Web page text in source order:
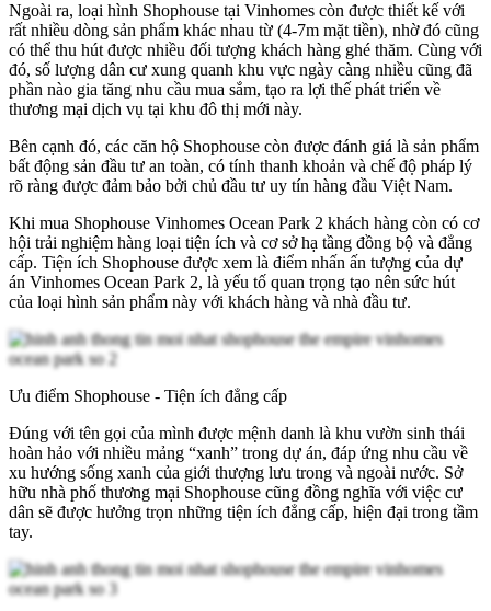
Ngoài ra, loại hình Shophouse tại Vinhomes còn được thiết kế với
rất nhiều dòng sản phẩm khác nhau từ (4-7m mặt tiền), nhờ đó cũng
có thể thu hút được nhiều đối tượng khách hàng ghé thăm. Cùng với
đó, số lượng dân cư xung quanh khu vực ngày càng nhiều cũng đã
phần nào gia tăng nhu cầu mua sắm, tạo ra lợi thế phát triển về
thương mại dịch vụ tại khu đô thị mới này.
Bên cạnh đó, các căn hộ Shophouse còn được đánh giá là sản phẩm
bất động sản đầu tư an toàn, có tính thanh khoản và chế độ pháp lý
rõ ràng được đảm bảo bởi chủ đầu tư uy tín hàng đầu Việt Nam.
Khi mua Shophouse Vinhomes Ocean Park 2 khách hàng còn có cơ
hội trải nghiệm hàng loại tiện ích và cơ sở hạ tầng đồng bộ và đẳng
cấp. Tiện ích Shophouse được xem là điểm nhấn ấn tượng của dự
án Vinhomes Ocean Park 2, là yếu tố quan trọng tạo nên sức hút
của loại hình sản phẩm này với khách hàng và nhà đầu tư.
Ưu điểm Shophouse - Tiện ích đẳng cấp
Đúng với tên gọi của mình được mệnh danh là khu vườn sinh thái
hoàn hảo với nhiều mảng “xanh” trong dự án, đáp ứng nhu cầu về
xu hướng sống xanh của giới thượng lưu trong và ngoài nước. Sở
hữu nhà phố thương mại Shophouse cũng đồng nghĩa với việc cư
dân sẽ được hưởng trọn những tiện ích đẳng cấp, hiện đại trong tầm
tay.